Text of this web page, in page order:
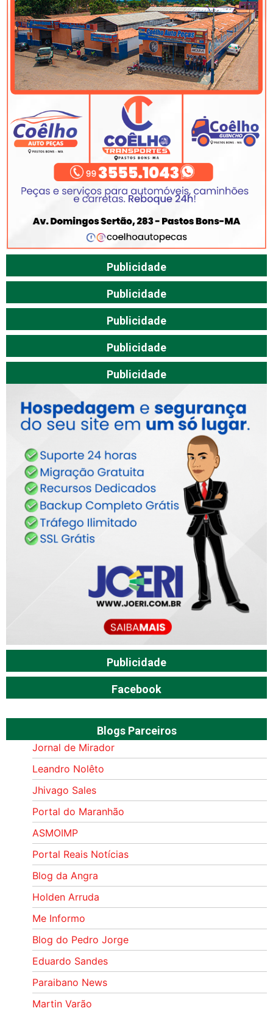
Publicidade
Publicidade
Publicidade
Publicidade
Publicidade
Publicidade
Facebook
Blogs Parceiros
Jornal de Mirador
Leandro Nolêto
Jhivago Sales
Portal do Maranhão
ASMOIMP
Portal Reais Notí­cias
Blog da Angra
Holden Arruda
Me Informo
Blog do Pedro Jorge
Eduardo Sandes
Paraibano News
Martin Varão